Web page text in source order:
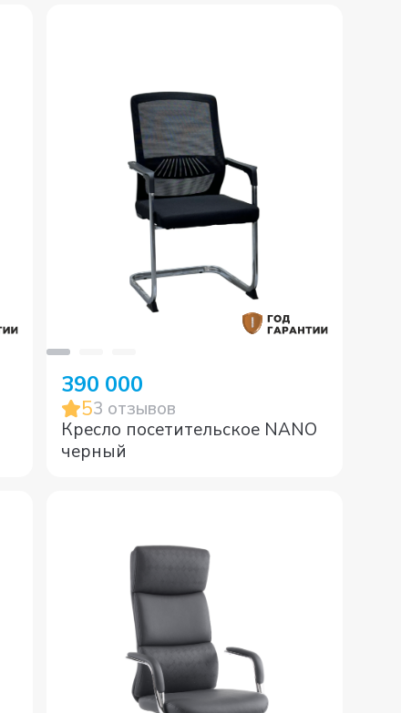
390 000
53 отзывов
Кресло посетительское NANO
черный